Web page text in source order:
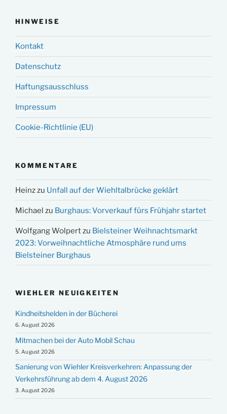
HINWEISE
Kontakt
Datenschutz
Haftungsausschluss
Impressum
Cookie-Richtlinie (EU)
KOMMENTARE
Heinzzu Unfall auf der Wiehltalbrücke geklärt
Michael zu Burghaus: Vorverkauf fürs Frühjahr startet
Wolfgang Wolpertzu Bielsteiner Weihnachtsmarkt
2023: Vorweihnachtliche Atmosphäre rund ums
Bielsteiner Burghaus
WIEHLER NEUIGKEITEN
Kindheitshelden in der Bücherei
6. August 2026
Mitmachen bei der Auto Mobil Schau
5. August 2026
Sanierung von Wiehler Kreisverkehren: Anpassung der
Verkehrsführung ab dem 4. August 2026
3. August 2026